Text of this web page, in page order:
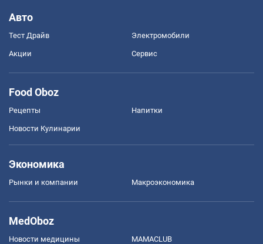
Авто
Тест Драйв Электромобили
Акции Сервис
Food Oboz
Рецепты Напитки
Новости Кулинарии
Экономика
Рынки и компании Mакроэкономика
MedOboz
Новости медицины MAMACLUB